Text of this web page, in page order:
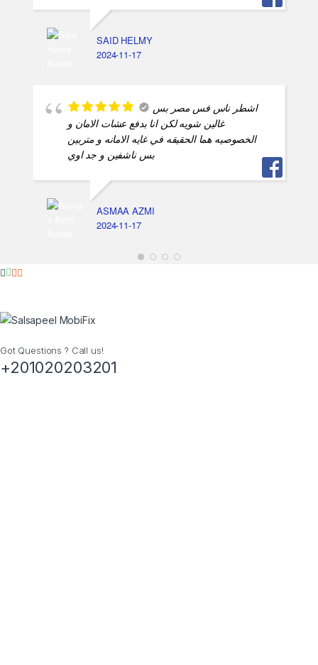
SAID HELMY
2024-11-17
اشطر ناس فس مصر بس
غالين شويه لكن انا بدفع عشات الامان و
الخصوصيه هما الحقيقه في غايه الامانه و متربين
بس ناشفين و جد اوي
ASMAA AZMI
2024-11-17
Got Questions ? Call us!
+201020203201